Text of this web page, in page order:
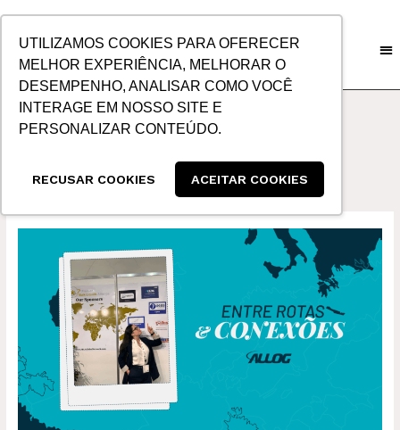
UTILIZAMOS COOKIES PARA OFERECER
MELHOR EXPERIÊNCIA, MELHORAR O
DESEMPENHO, ANALISAR COMO VOCÊ
INTERAGE EM NOSSO SITE E
PERSONALIZAR CONTEÚDO.
RECUSAR COOKIES ACEITAR COOKIES
CONTEÚDO
RELACIONAMENTO
COMÉRCIO
INTERNACIONAL